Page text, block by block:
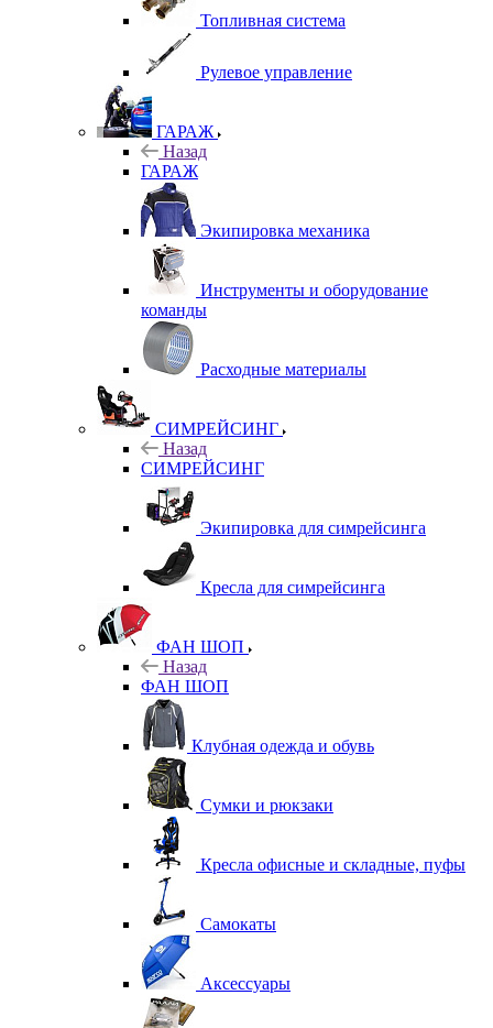
Топливная система
Рулевое управление
ГАРАЖ
Назад
ГАРАЖ
Экипировка механика
Инструменты и оборудование
команды
Расходные материалы
СИМРЕЙСИНГ
Назад
СИМРЕЙСИНГ
Экипировка для симрейсинга
Кресла для симрейсинга
ФАН ШОП
Назад
ФАН ШОП
Клубная одежда и обувь
Сумки и рюкзаки
Кресла офисные и складные, пуфы
Самокаты
Аксессуары